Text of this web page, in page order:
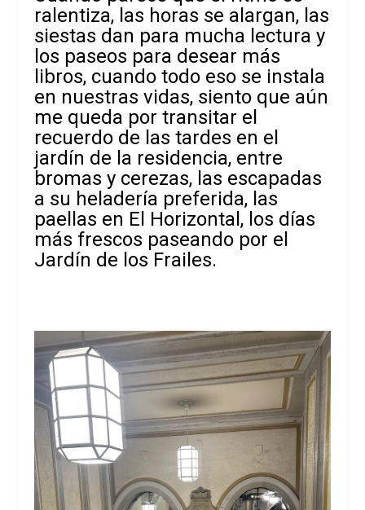
ralentiza, las horas se alargan, las
siestas dan para mucha lectura y
los paseos para desear más
libros, cuando todo eso se instala
en nuestras vidas, siento que aún
me queda por transitar el
recuerdo de las tardes en el
jardín de la residencia, entre
bromas y cerezas, las escapadas
a su heladería preferida, las
paellas en El Horizontal, los días
más frescos paseando por el
Jardín de los Frailes.